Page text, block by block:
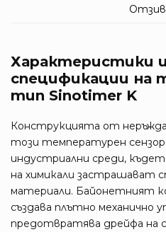
Характеристики
спецификации на
тип Sinotimer K
Конструкцията от
този температурен
индустриални среди,
на химикали застрашават
материали. Байонетният
създава плътно механично
предотвратява дрейфа на